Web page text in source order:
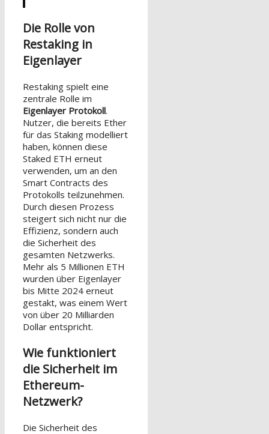
Die Rolle von
Restaking in
Eigenlayer
Restaking spielt eine
zentrale Rolle im
Eigenlayer Protokoll.
Nutzer, die bereits Ether
für das Staking modelliert
haben, können diese
Staked ETH erneut
verwenden, um an den
Smart Contracts des
Protokolls teilzunehmen.
Durch diesen Prozess
steigert sich nicht nur die
Effizienz, sondern auch
die Sicherheit des
gesamten Netzwerks.
Mehr als 5 Millionen ETH
wurden über Eigenlayer
bis Mitte 2024 erneut
gestakt, was einem Wert
von über 20 Milliarden
Dollar entspricht.
Wie funktioniert
die Sicherheit im
Ethereum-
Netzwerk?
Die Sicherheit des